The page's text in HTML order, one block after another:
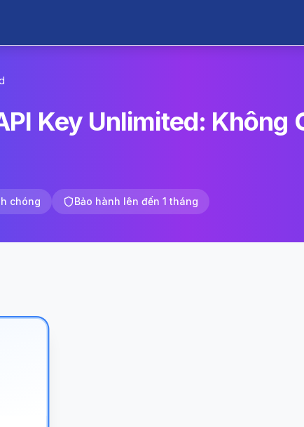
Key Unlimited: Không
chóng Bảo hành lên đến 1 tháng